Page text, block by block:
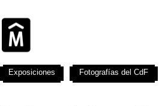
Exposiciones Fotografías del CdF